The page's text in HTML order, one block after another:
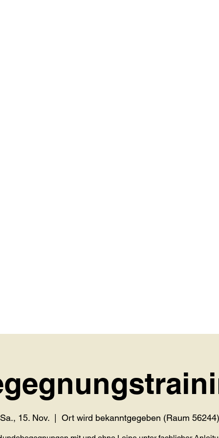
Sa., 15. Nov.
  |
Ort wird bekanntgegeben (Raum 56244)